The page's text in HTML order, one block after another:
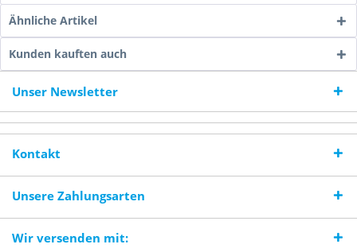
Ähnliche Artikel
Kunden kauften auch
Unser Newsletter
Kontakt
Unsere Zahlungsarten
Wir versenden mit: